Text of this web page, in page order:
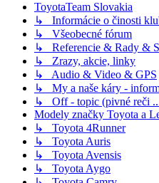
ToyotaTeam Slovakia
↳ Informácie o činosti
↳ Všeobecné fórum
↳ Referencie & Rady &
↳ Zrazy, akcie, linky
↳ Audio & Video & GPS
↳ My a naše káry -
↳ Off - topic (pivné reči
Modely značky Toyota a
↳ Toyota 4Runner
↳ Toyota Auris
↳ Toyota Avensis
↳ Toyota Aygo